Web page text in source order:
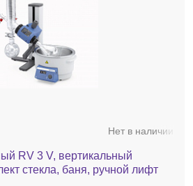
Нет в наличии
RV 3 V, вертикальный
стекла, баня, ручной лифт